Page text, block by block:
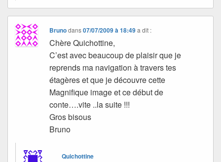
Brunodans07/07/2009 à 18:49 a dit :
Chère Quichottine,
C’est avec beaucoup de plaisir que je
reprends ma navigation à travers tes
étagères et que je découvre cette
Magnifique image et ce début de
conte….vite ..la suite !!!
Gros bisous
Bruno
Quichottine